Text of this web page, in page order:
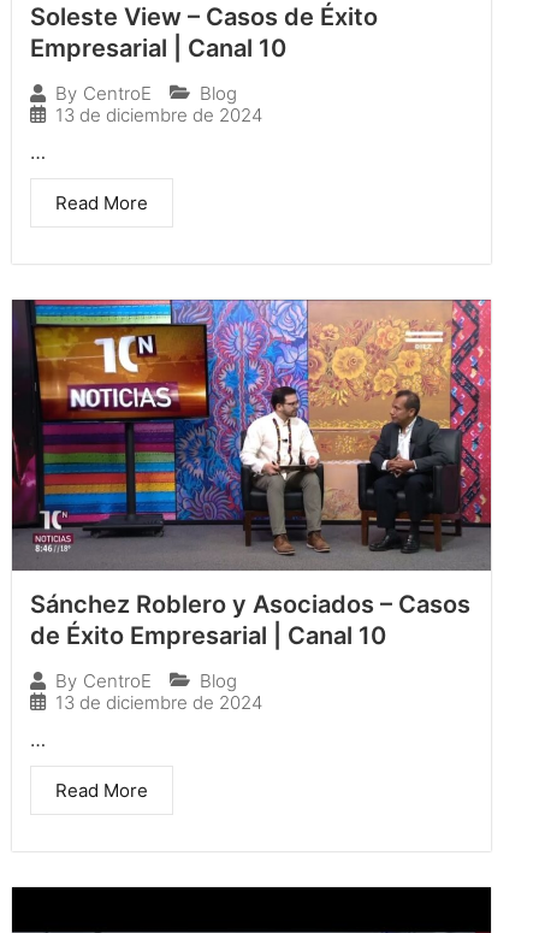
Soleste View – Casos de Éxito
Empresarial | Canal 10
By CentroE
Blog
13 de diciembre de 2024
…
Read More
Sánchez Roblero y Asociados – Casos
de Éxito Empresarial | Canal 10
By CentroE
Blog
13 de diciembre de 2024
…
Read More